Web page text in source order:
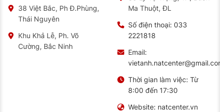
38 Việt Bắc, Ph Đ.Phùng,
Thái Nguyên
Khu Khả Lễ, Ph. Võ
Cường, Bắc Ninh
Ma Thuột, ĐL
Số điện thoại: 033
2221818
Email:
Thời gian làm việc: Từ
8:00 đến 17:30
Website: natcenter.vn